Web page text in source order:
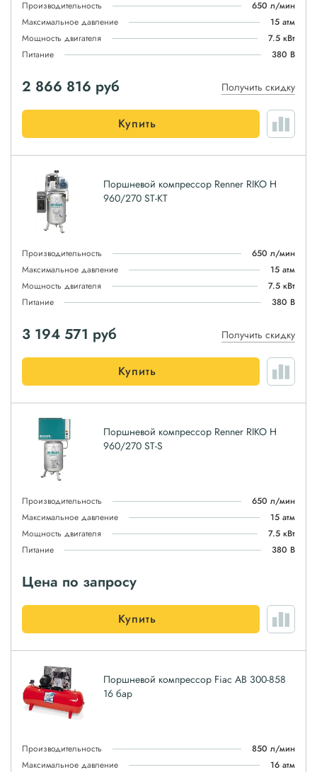
Производительность
650 л/мин
Максимальное давление
15 атм
Мощность двигателя
7.5 кВт
Питание
380 В
2 866 816 руб Получить скидку
Купить
Поршневой компрессор Renner RIKO H
960/270 ST-KT
Производительность
650 л/мин
Максимальное давление
15 атм
Мощность двигателя
7.5 кВт
Питание
380 В
3 194 571 руб Получить скидку
Купить
Поршневой компрессор Renner RIKO H
960/270 ST-S
Производительность
650 л/мин
Максимальное давление
15 атм
Мощность двигателя
7.5 кВт
Питание
380 В
Цена по запросу
Купить
Поршневой компрессор Fiac AB 300-858
16 бар
Производительность
850 л/мин
Максимальное давление
16 атм